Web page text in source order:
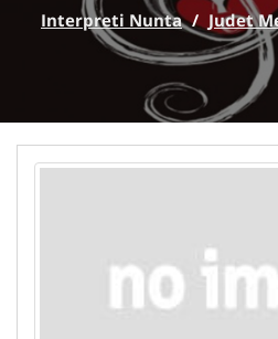
Interpreti Nunta / Judet